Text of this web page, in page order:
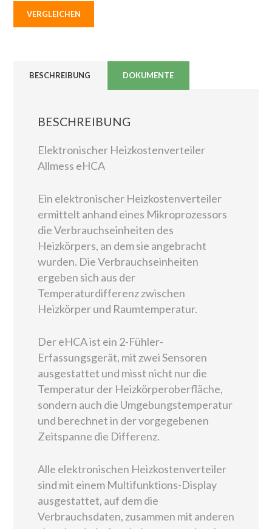
VERGLEICHEN
BESCHREIBUNG DOKUMENTE
BESCHREIBUNG
Elektronischer Heizkostenverteiler
Allmess eHCA
Ein elektronischer Heizkostenverteiler
ermittelt anhand eines Mikroprozessors
die Verbrauchseinheiten des
Heizkörpers, an dem sie angebracht
wurden. Die Verbrauchseinheiten
ergeben sich aus der
Temperaturdifferenz zwischen
Heizkörper und Raumtemperatur.
Der eHCA ist ein 2-Fühler-
Erfassungsgerät, mit zwei Sensoren
ausgestattet und misst nicht nur die
Temperatur der Heizkörperoberfläche,
sondern auch die Umgebungstemperatur
und berechnet in der vorgegebenen
Zeitspanne die Differenz.
Alle elektronischen Heizkostenverteiler
sind mit einem Multifunktions-Display
ausgestattet, auf dem die
Verbrauchsdaten, zusammen mit anderen